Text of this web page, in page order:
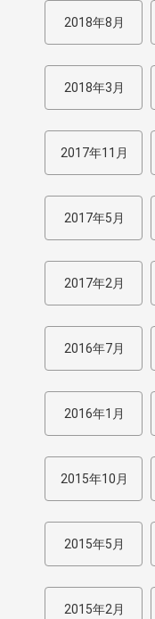
2018年8月
2018年3月
2017年11月
2017年5月
2017年2月
2016年7月
2016年1月
2015年10月
2015年5月
2015年2月